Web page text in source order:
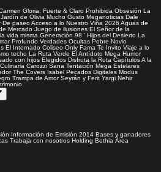
Gloria, Fuerte & Claro Prohibida Obsesión La
de Olivia Mucho Gusto Meganoticias Dale
De paseoAcceso a lo Nuestro Viña 2026 Aguas de
Mercado Juego de ilusiones El Señor de la
vida misma Generación 98 ' Hijos del Desierto La
Profundo Verdades Ocultas Pobre Novio
El Internado Coliseo Only Fama Te Invito Viaje a lo
techo La Ruta Verde El Antídoto Mega Humor
con hijos Elegidos Disfruta la Ruta CapítulosA la
Carozzi Sana Tentación Mega Estelares
The Covers Isabel Pecados Digitales Modus
Trampa de Amor Seyrán y Ferit Yargi Nehir
Información de Emisión 2014 Bases y ganadores
Trabaja con nosotros Holding Bethia Área